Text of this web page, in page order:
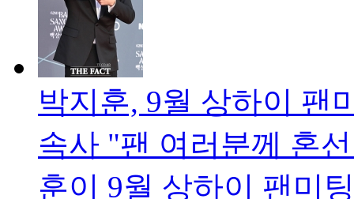
박지훈, 9월 상하이
속사 "팬 여러분께 혼
훈이 9월 상하이 팬미